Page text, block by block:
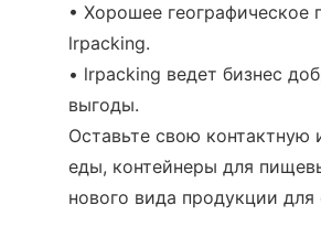
• Хорошее
lrpacking.
• lrpacking ведет бизнес
выгоды.
Оставьте свою
еды, контейнеры для
нового вида продукции для